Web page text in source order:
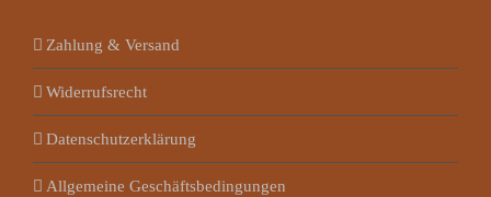
Zahlung & Versand
Widerrufsrecht
Datenschutzerklärung
Allgemeine Geschäftsbedingungen